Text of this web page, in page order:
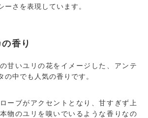
ーさを表現しています。
香り
甘いユリの花をイメージした、アンテ
の中でも人気の香りです。
ーブがアクセントとなり、甘すぎず上
物のユリを嗅いでいるような香りなの